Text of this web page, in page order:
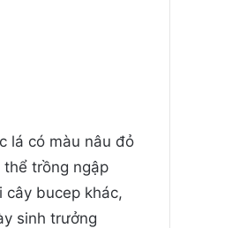
lá có màu nâu đỏ
thể trồng ngập
cây bucep khác,
sinh trưởng